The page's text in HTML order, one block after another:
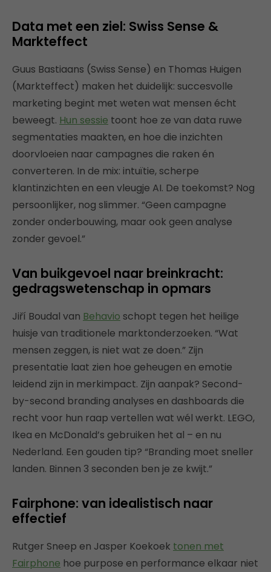
Data met een ziel: Swiss Sense &
Markteffect
Guus Bastiaans (Swiss Sense) en Thomas Huigen
(Markteffect) maken het duidelijk: succesvolle
marketing begint met weten wat mensen écht
beweegt. Hun sessie toont hoe ze van data ruwe
segmentaties maakten, en hoe die inzichten
doorvloeien naar campagnes die raken én
converteren. In de mix: intuïtie, scherpe
klantinzichten en een vleugje AI. De toekomst? Nog
persoonlijker, nog slimmer. “Geen campagne
zonder onderbouwing, maar ook geen analyse
zonder gevoel.”
Van buikgevoel naar breinkracht:
gedragswetenschap in opmars
Jiří Boudal van Behavio schopt tegen het heilige
huisje van traditionele marktonderzoeken. “Wat
mensen zeggen, is niet wat ze doen.” Zijn
presentatie laat zien hoe geheugen en emotie
leidend zijn in merkimpact. Zijn aanpak? Second-
by-second branding analyses en dashboards die
recht voor hun raap vertellen wat wél werkt. LEGO,
Ikea en McDonald’s gebruiken het al – en nu
Nederland. Een gouden tip? “Branding moet sneller
landen. Binnen 3 seconden ben je ze kwijt.”
Fairphone: van idealistisch naar
effectief
Rutger Sneep en Jasper Koekoek tonen met
Fairphone hoe purpose en performance elkaar niet